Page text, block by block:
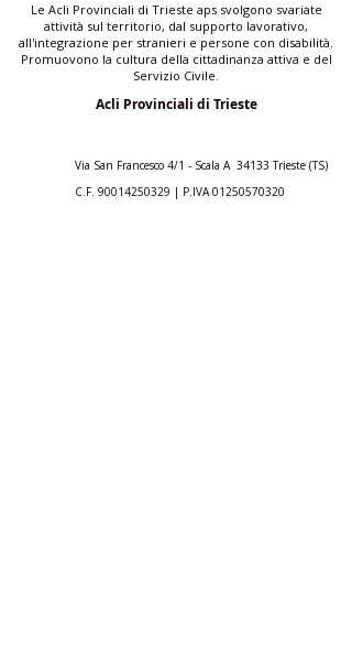
Le Acli Provinciali di Trieste aps svolgono svariate
attività sul territorio, dal supporto lavorativo,
all'integrazione per stranieri e persone con disabilità.
Promuovono la cultura della cittadinanza attiva e del
Servizio Civile.
Acli Provinciali di Trieste
Via San Francesco 4/1 - Scala A 34133 Trieste (TS)
C.F. 90014250329 | P.IVA01250570320